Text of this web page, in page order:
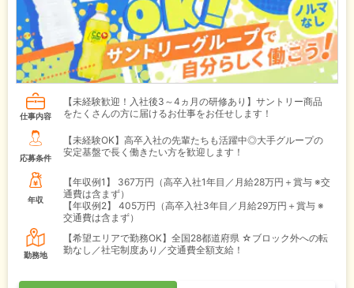
仕事内容
【未経験歓迎！入社後3～4ヵ月の研修あり】サントリー商品
をたくさんの方に届けるお仕事をお任せします！
応募条件
【未経験OK】高卒入社の先輩たちも活躍中◎大手グループの
安定基盤で長く働きたい方を歓迎します！
年収
【年収例1】
367万円（高卒入社1年目／月給28万円＋賞与 ※交
通費は含まず）
【年収例2】
405万円（高卒入社3年目／月給29万円＋賞与 ※
交通費は含まず）
勤務地
【希望エリアで勤務OK】全国28都道府県 ☆ブロック外への転
勤なし／社宅制度あり／交通費全額支給！